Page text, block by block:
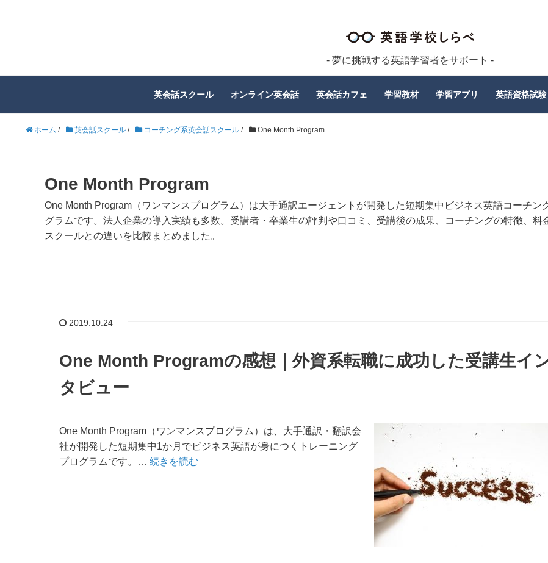
- 夢に挑戦する英語学習者をサポート -
英会話スクール オンライン英会話 英会話カフェ 学習教材 学習アプリ 英語資格試験
ホーム / 英会話スクール / コーチング系英会話スクール / One Month Program
One Month Program
One Month Program（ワンマンスプログラム）は大手通訳エージェントが開発した短期集中ビジネス英語コーチン
グラムです。法人企業の導入実績も多数。受講者・卒業生の評判や口コミ、受講後の成果、コーチングの特徴、料
スクールとの違いを比較まとめました。
2019.10.24
One Month Programの感想｜外資系転職に成功した受講生イ
タビュー
One Month Program（ワンマンスプログラム）は、大手通訳・翻訳会
社が開発した短期集中1か月でビジネス英語が身につくトレーニング
プログラムです。… 続きを読む